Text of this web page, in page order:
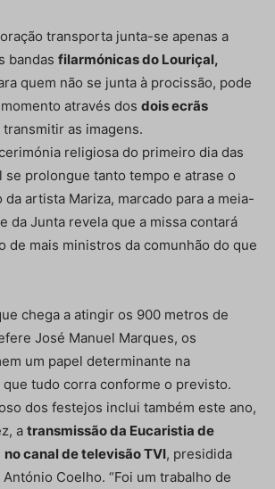
transporta junta-se apenas a
bandas filarmónicas do Louriçal,
quem não se junta à procissão, pode
através dos dois ecrãs
transmitir as imagens.
religiosa do primeiro dia das
se prolongue tanto tempo e atrase o
artista Mariza, marcado para a meia-
da Junta revela que a missa contará
de mais ministros da comunhão do que
chega a atingir os 900 metros de
José Manuel Marques, os
um papel determinante na
que tudo corra conforme o previsto.
dos festejos inclui também este ano,
a transmissão da Eucaristia de
no canal de televisão TVI, presidida
Coelho. “Foi um trabalho de